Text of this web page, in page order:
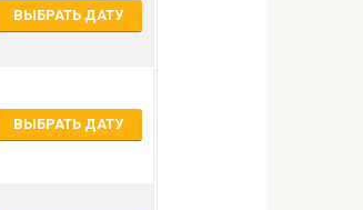
ВЫБРАТЬ ДАТУ
ВЫБРАТЬ ДАТУ